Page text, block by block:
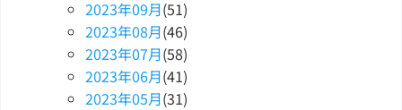
2023年09月(51)
2023年08月(46)
2023年07月(58)
2023年06月(41)
2023年05月(31)